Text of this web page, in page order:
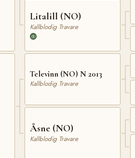
Litalill (NO)
Kallblodig Travare
Televinn (NO) N 2013
Kallblodig Travare
Åsne (NO)
Kallblodig Travare